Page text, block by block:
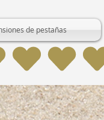
de pestañas